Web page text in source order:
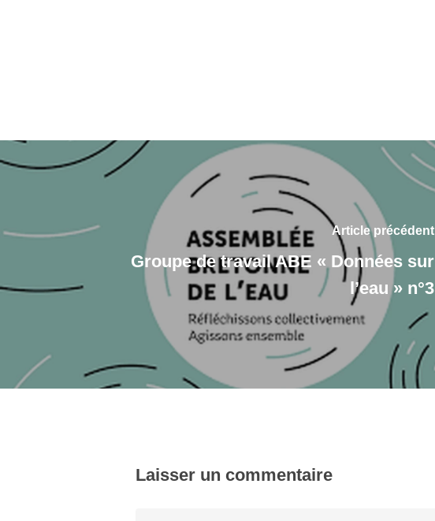
Article précédent
Groupe de travail ABE « Données sur
l’eau » n°3
Laisser un commentaire